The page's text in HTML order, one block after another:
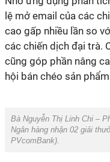
lệ mở email của các
cao gấp nhiều lần so
các chiến dịch đại trà.
cũng góp phần nâng
hội bán chéo sản
Bà Nguyễn Thị Linh Chi –
Ngân hàng nhận 02 giải
PVcomBank).